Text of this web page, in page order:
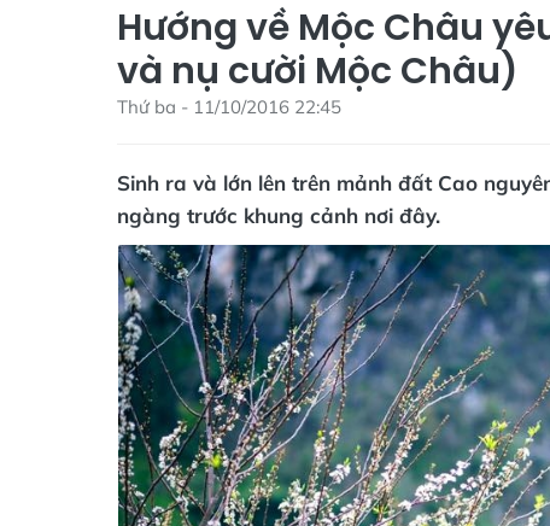
Hướng về Mộc Châu
và nụ cười Mộc Châu)
Thứ ba - 11/10/2016 22:45
Sinh ra và lớn lên trên mảnh đất Cao
ngàng trước khung cảnh nơi đây.